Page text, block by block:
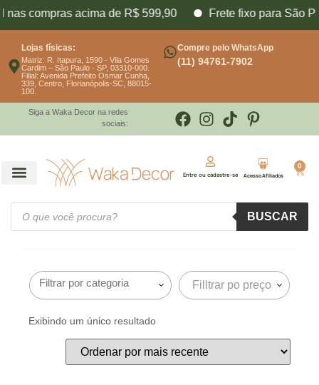
compras acima de R$ 599,90 Frete fixo para São
Lojas físicas:
Matriz: R. Itapura, 1590 - Vila Gomes
Cardim – São Paulo - SP, 03310-000.
Filial: Avenida Prefeito Osmar Cunha,
339, Centro, Florianópolis-SC, 88015-
100.
Compre pelo WhatsApp
(11) 94761-7902
Siga a Waka Decor na redes
sociais:
Entre ou cadastre-se Acesso Afiliados
0
BUSCAR
Filltrar po preço
Exibindo um único resultado